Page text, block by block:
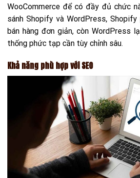
WooCommerce để có đầy đủ chức
sánh Shopify và WordPress,
bán hàng đơn giản, còn WordPress
thống phức tạp cần tùy chỉnh sâu.
Khả năng phù hợp với SEO